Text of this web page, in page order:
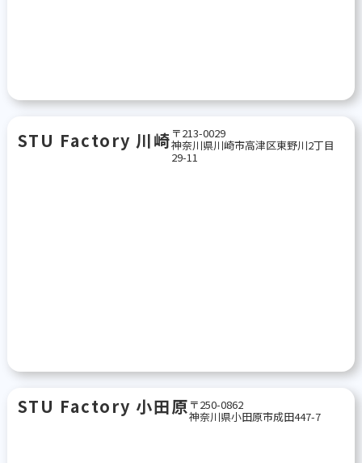
STU Factory 川崎 〒213-0029
神奈川県川崎市高津区東野川2丁目
29-11
STU Factory 小田原 〒250-0862
神奈川県小田原市成田447-7